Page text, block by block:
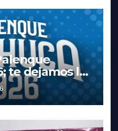
te dejamos la
las